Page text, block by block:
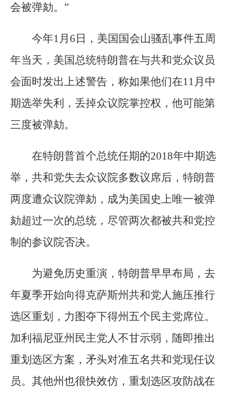
会被弹劾。”
今年1月6日，美国国会山骚乱事件五周
年当天，美国总统特朗普在与共和党众议员
会面时发出上述警告，称如果他们在11月中
期选举失利，丢掉众议院掌控权，他可能第
三度被弹劾。
在特朗普首个总统任期的2018年中期选
举，共和党失去众议院多数议席后，特朗普
两度遭众议院弹劾，成为美国史上唯一被弹
劾超过一次的总统，尽管两次都被共和党控
制的参议院否决。
为避免历史重演，特朗普早早布局，去
年夏季开始向得克萨斯州共和党人施压推行
选区重划，力图夺下得州五个民主党席位。
加利福尼亚州民主党人不甘示弱，随即推出
重划选区方案，矛头对准五名共和党现任议
员。其他州也很快效仿，重划选区攻防战在